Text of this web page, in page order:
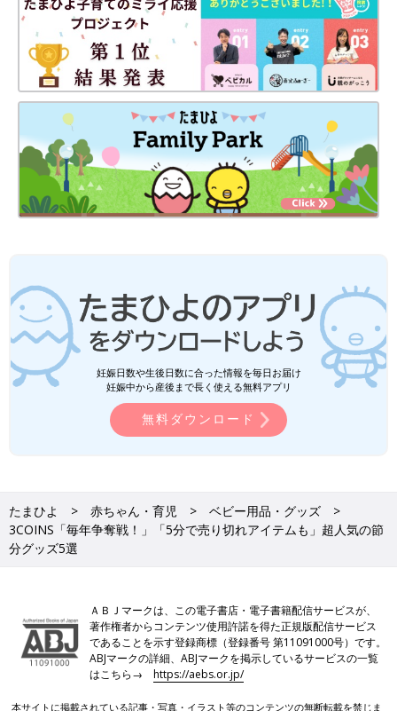
妊娠日数や生後日数に合った情報を毎日お届け
妊娠中から産後まで長く使える無料アプリ
無料ダウンロード
たまひよ 赤ちゃん・育児
ベビー用品・グッズ
3COINS「毎年争奪戦！」「5分で売り切れアイテムも」超人気の節
分グッズ5選
ＡＢＪマークは、この電子書店・電子書籍配信サービスが、
著作権者からコンテンツ使用許諾を得た正規版配信サービス
であることを示す登録商標（登録番号 第11091000号）です。
ABJマークの詳細、ABJマークを掲示しているサービスの一覧
はこちら→https://aebs.or.jp/
本サイトに掲載されている記事・写真・イラスト等のコンテンツの無断転載を禁じま